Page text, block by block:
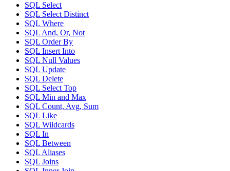
SQL Select
SQL Select Distinct
SQL Where
SQL And, Or, Not
SQL Order By
SQL Insert Into
SQL Null Values
SQL Update
SQL Delete
SQL Select Top
SQL Min and Max
SQL Count, Avg, Sum
SQL Like
SQL Wildcards
SQL In
SQL Between
SQL Aliases
SQL Joins